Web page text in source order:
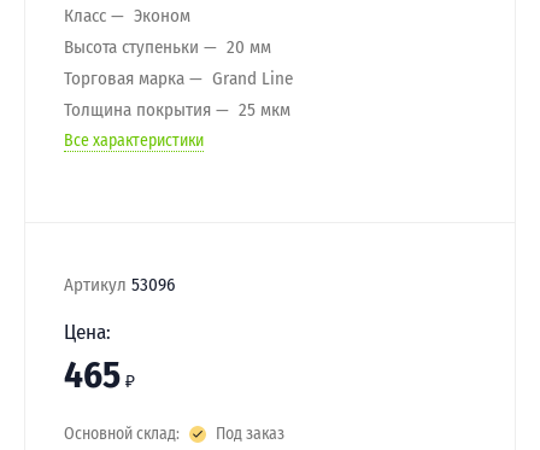
Класс
Эконом
Высота ступеньки
20 мм
Торговая марка
Grand Line
Толщина покрытия
25 мкм
Все характеристики
Артикул 53096
Цена:
465 ₽
Основной склад: Под заказ